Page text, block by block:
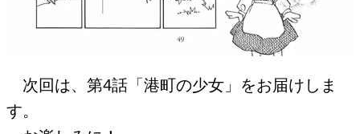
次回は、第4話「港町の少女」をお届けしま
す。